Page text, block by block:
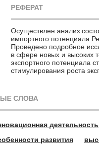
РЕФЕРАТ
Осуществлен анализ
импортного потенциала
Проведено подробное
в сфере новых и высоких
экспортного потенциала
стимулирования роста
СЛОВА
деятельность
развития